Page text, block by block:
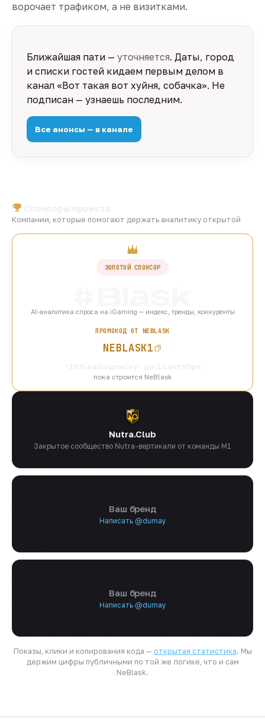
ворочает трафиком, а не визитками.
Ближайшая пати — уточняется. Даты, город
и списки гостей кидаем первым делом в
канал «Вот такая вот хуйня, собачка». Не
подписан — узнаешь последним.
Все анонсы — в канале
Компании, которые помогают держать аналитику открытой
ЗОЛОТОЙ СПОНСОР
AI-аналитика спроса на iGaming — индекс, тренды, конкуренты
ПРОМОКОД ОТ NEBLASK
NEBLASK1
пока строится NeBlask
Nutra.Club
Закрытое сообщество Nutra-вертикали от команды M1
Ваш бренд
Написать @dumay
Ваш бренд
Написать @dumay
Показы, клики и копирования кода — открытая статистика. Мы
держим цифры публичными по той же логике, что и сам
NeBlask.